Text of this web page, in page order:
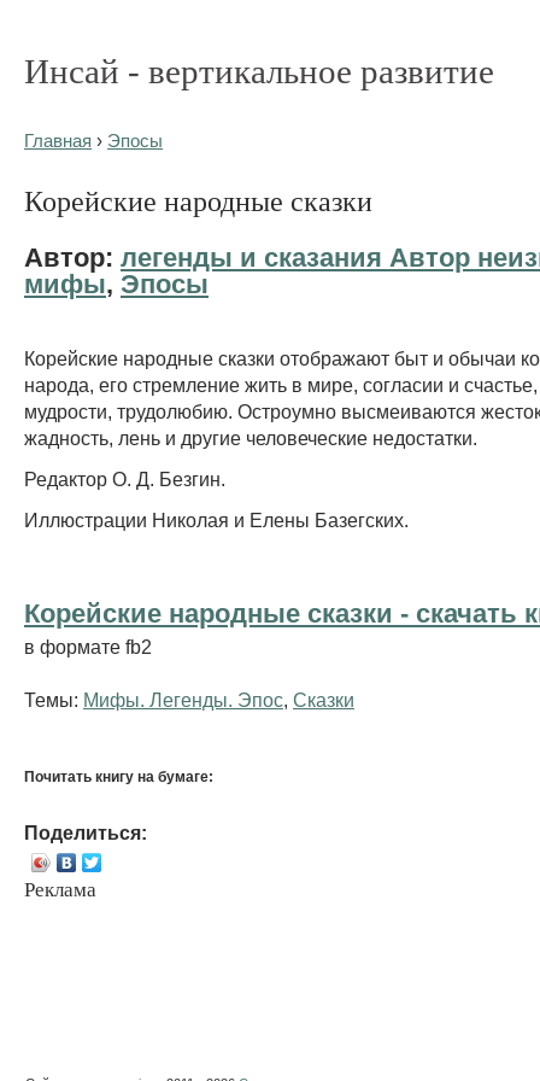
Инсай - вертикальное развитие
Главная › Эпосы
Корейские народные сказки
Автор: легенды и сказания Автор
мифы, Эпосы
Корейские народные сказки отображают быт и обычаи
народа, его стремление жить в мире, согласии и
мудрости, трудолюбию. Остроумно высмеиваются
жадность, лень и другие человеческие недостатки.
Редактор О. Д. Безгин.
Иллюстрации Николая и Елены Базегских.
Корейские народные сказки - cкачать
в формате fb2
Темы: Мифы. Легенды. Эпос Сказки
Почитать книгу на бумаге:
Поделиться:
Реклама